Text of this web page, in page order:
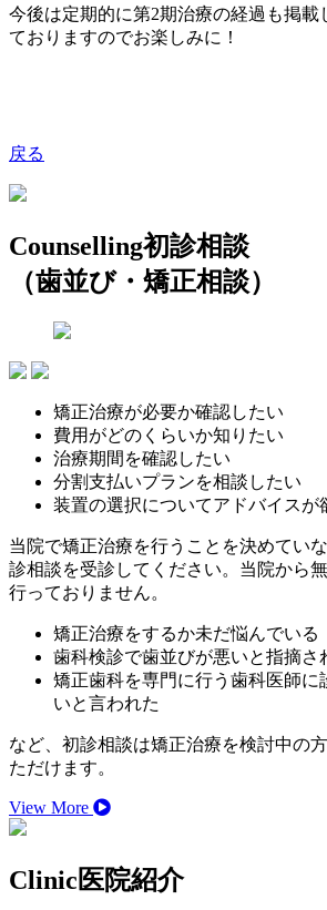
今後は定期的に第2期治療の経過も掲載
ておりますのでお楽しみに！
戻る
Counselling初診相談
（歯並び・矯正相談）
矯正治療が必要か確認したい
費用がどのくらいか知りたい
治療期間を確認したい
分割支払いプランを相談したい
装置の選択についてアドバイスが
当院で矯正治療を行うことを決めてい
診相談を受診してください。当院から
行っておりません。
矯正治療をするか未だ悩んでいる
歯科検診で歯並びが悪いと指摘さ
矯正歯科を専門に行う歯科医師に
いと言われた
など、初診相談は矯正治療を検討中の
ただけます。
View More
Clinic医院紹介